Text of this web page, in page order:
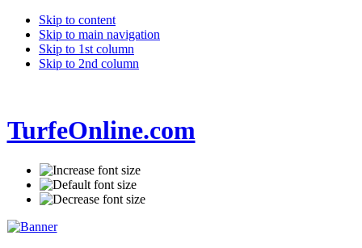
Skip to content
Skip to main navigation
Skip to 1st column
Skip to 2nd column
TurfeOnline.com